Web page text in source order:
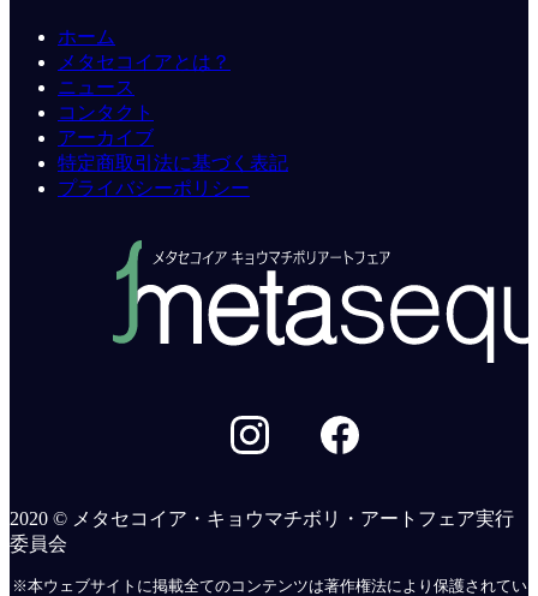
ホーム
メタセコイアとは？
ニュース
コンタクト
アーカイブ
特定商取引法に基づく表記
プライバシーポリシー
2020 © メタセコイア・キョウマチボリ・アートフェア実行
委員会
※本ウェブサイトに掲載全てのコンテンツは著作権法により保護されてい